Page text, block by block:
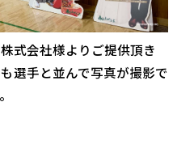
式会社様よりご提供頂き
選手と並んで写真が撮影で